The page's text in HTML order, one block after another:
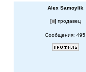
Alex Samoylik
[ ] продавец
Сообщения: 495